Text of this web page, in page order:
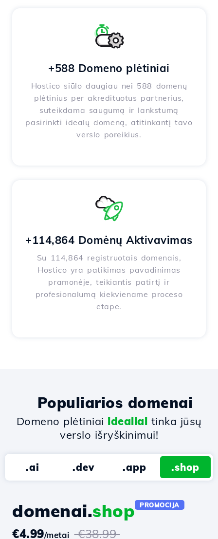
+588 Domeno plėtiniai
Hostico siūlo daugiau nei 588 domenų
plėtinius per akredituotus partnerius,
suteikdama saugumą ir lankstumą
pasirinkti idealų domeną, atitinkantį tavo
verslo poreikius.
+114,864 Domėnų Aktivavimas
Su 114,864 registruotais domenais,
Hostico yra patikimas pavadinimas
pramonėje, teikiantis patirtį ir
profesionalumą kiekviename proceso
etape.
Populiarios domenai
Domeno plėtiniai idealiai tinka jūsų
verslo išryškinimui!
.ai .dev .app .shop
domenai.shop PROMOCIJA
€4.99/metai €38.99